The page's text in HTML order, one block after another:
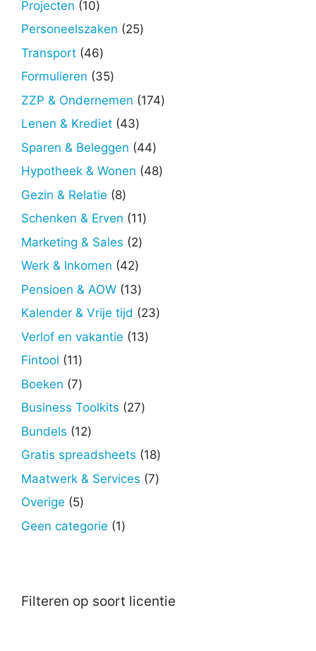
Projecten 1010
producten
Personeelszaken 2525
Transport 4646
producten
Formulieren 3535
producten
ZZP & Ondernemen 174174
Lenen & Krediet 4343
producten
Sparen & Beleggen 4444
producten
Hypotheek & Wonen 4848
Gezin & Relatie 88
producten
Schenken & Erven 1111
Marketing & Sales 22
Werk & Inkomen 4242
producten
Pensioen & AOW 1313
producten
Kalender & Vrije tijd 2323
Verlof en vakantie 1313
Fintool 1111
producten
Boeken 77
producten
Business Toolkits 2727
Bundels 1212
producten
Gratis spreadsheets 1818
producten
Maatwerk & Services 77
Overige 55
producten
Geen categorie 11
Filteren op soort licentie